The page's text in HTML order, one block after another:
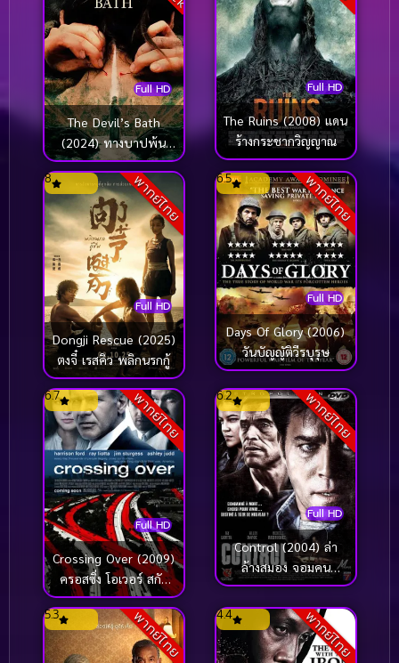
Full HD
The Devil’s Bath
(2024) ทางบาปพ้น
นรก
Full HD
The Ruins (2008) แดน
ร้างกระชากวิญญาณ
พากย์ไทย
Full HD
8
Dongji Rescue (2025)
ตงจี๋ เรสคิว พลิกนรกกู้
พากย์ไทย
Full HD
6.5
Days Of Glory (2006)
วันบัญญัติวีรบุรุษ
พากย์ไทย
Full HD
6.7
Crossing Over (2009)
ครอสซิ่ง โอเวอร์ สกัด
แผนยื้อฉุดนรก
พากย์ไทย
Full HD
6.2
Control (2004) ล่า
ล้างสมอง จอมคน
อำมหิต
พากย์ไทย
5.3 พากย์ไทย
4.4